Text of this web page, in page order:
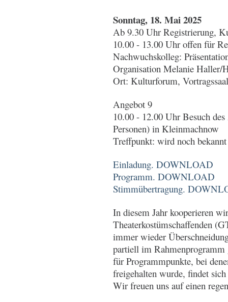
Sonntag, 18. Mai 2025
Ab 9.30 Uhr Registrierung,
10.00 - 13.00 Uhr offen für
Nachwuchskolleg:
Organisation Melanie Haller/
Ort: Kulturforum,
Angebot 9
10.00 - 12.00 Uhr Besuch
Personen) in Kleinmachnow
Treffpunkt: wird noch bekannt
Einladung. DOWNLOAD
Programm. DOWNLOAD
Stimmübertragung.
In diesem Jahr kooperieren
Theaterkostümschaffenden
immer wieder
partiell im
für Programmpunkte, bei
freigehalten wurde, findet
Wir freuen uns auf einen